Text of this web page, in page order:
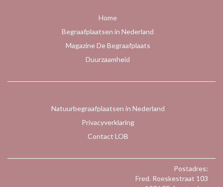
Home
Begraafplaatsen in Nederland
Magazine De Begraafplaats
Duurzaamheid
Natuurbegraafplaatsen in Nederland
Privacyverklaring
Contact LOB
Postadres:
Fred. Roeskestraat 103